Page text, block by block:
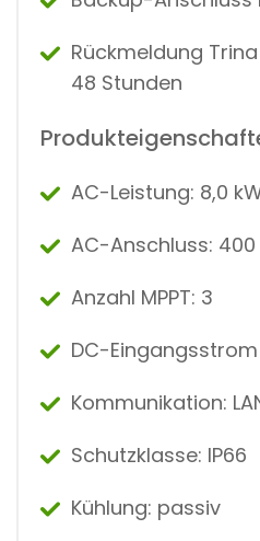
Rückmeldung
48 Stunden
AC-Leistung: 8,0
AC-Anschluss:
Anzahl MPPT: 3
DC-Eingangsstrom
Kommunikation:
Schutzklasse: IP66
Kühlung: passiv